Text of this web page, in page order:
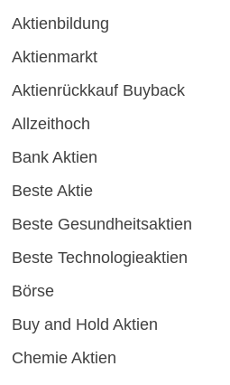
Aktienbildung
Aktienmarkt
Aktienrückkauf Buyback
Allzeithoch
Bank Aktien
Beste Aktie
Beste Gesundheitsaktien
Beste Technologieaktien
Börse
Buy and Hold Aktien
Chemie Aktien